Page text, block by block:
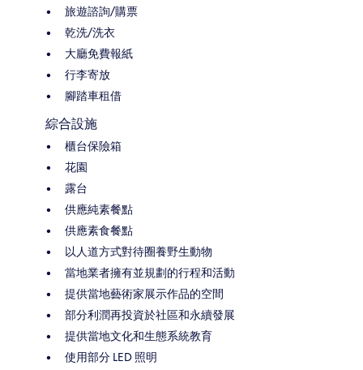
旅遊諮詢/購票
乾洗/洗衣
大廳免費報紙
行李寄放
腳踏車租借
綜合設施
櫃台保險箱
花園
露台
供應純素餐點
供應素食餐點
以人道方式對待圈養野生動物
當地業者擁有並規劃的行程和活動
提供當地藝術家展示作品的空間
部分利潤再投資於社區和永續發展
提供當地文化和生態系統教育
使用部分 LED 照明